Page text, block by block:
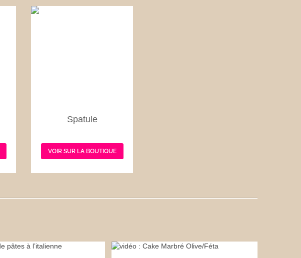
Spatule
VOIR SUR LA BOUTIQUE